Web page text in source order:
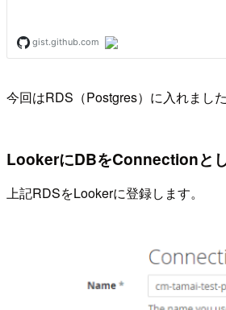
今回はRDS（Postgres）に入れました
LookerにDBをConnectionと
上記RDSをLookerに登録します。